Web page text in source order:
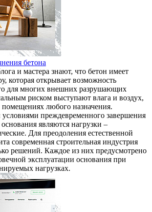
бетона
и мастера знают, что бетон имеет
которая открывает возможность
для многих внешних разрушающих
риском выступают влага и воздух,
любого назначения.
преждевременного завершения
являются нагрузки –
Для преодоления естественной
современная строительная индустрия
решений. Каждое из них предусмотрено
эксплуатации основания при
нагрузках.